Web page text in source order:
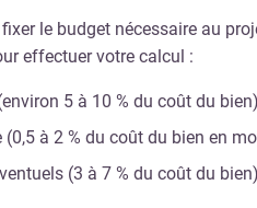
le budget nécessaire au
effectuer votre calcul :
5 à 10 % du coût du
à 2 % du coût du bien en
(3 à 7 % du coût du